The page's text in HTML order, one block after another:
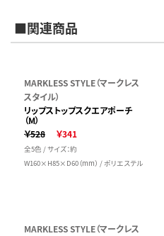
■関連商品
MARKLESS STYLE（マークレス
スタイル）
リップストップスクエアポーチ
（M）
￥528
￥341
全5色 / サイズ：約
W160×H85×D60（mm） / ポリエステル
MARKLESS STYLE（マークレス